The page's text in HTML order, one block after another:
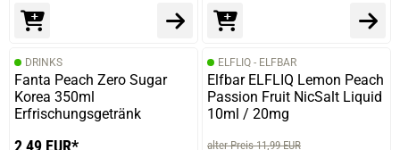
DRINKS
Fanta Peach Zero Sugar
Korea 350ml
Erfrischungsgetränk
2,49 EUR*
ELFLIQ - ELFBAR
Elfbar ELFLIQ Lemon Peach
Passion Fruit NicSalt Liquid
10ml / 20mg
alter Preis 11,99 EUR